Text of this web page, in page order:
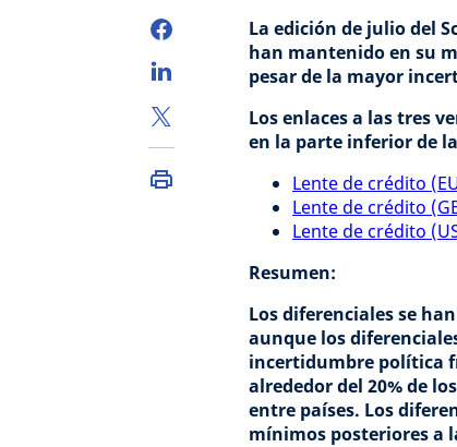
La edición de julio del
han mantenido en su
pesar de la mayor
Los enlaces a las tres
en la parte inferior de
Lente de crédito
Lente de crédito
Lente de crédito
Resumen:
Los diferenciales se
aunque los
incertidumbre política
alrededor del 20% de
entre países. Los
mínimos posteriores a